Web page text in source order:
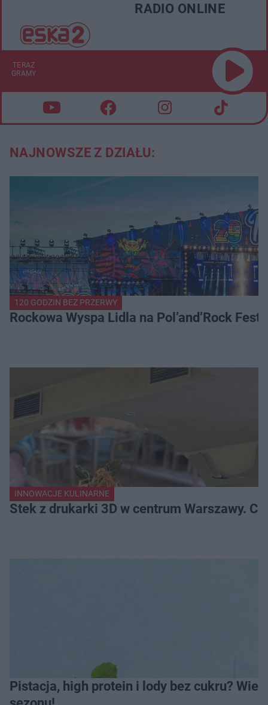
RADIO ONLINE
TERAZ
GRAMY
NAJNOWSZE Z DZIAŁU:
120 GODZIN BEZ PRZERWY
Rockowa Wyspa Lidla na Pol’and’Rock
INNOWACJE KULINARNE
Stek z drukarki 3D w centrum Warszawy.
Pistacja, high protein i lody bez cukru?